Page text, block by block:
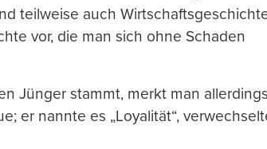
teilweise auch
vor, die man sich ohne Schaden
Jünger stammt, merkt man
er nannte es „Loyalität“,